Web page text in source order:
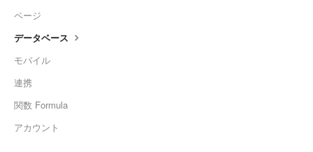
ページ
データベース
モバイル
連携
関数 Formula
アカウント